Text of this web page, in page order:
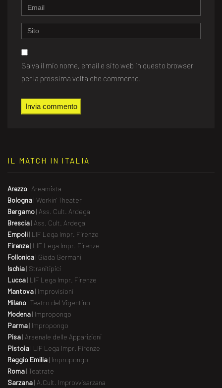
Email
Website
Salva il mio nome, email e sito web in questo browser
per la prossima volta che commento.
IL MATCH IN ITALIA
Arezzo| Areamista
Bologna| Workin' Theater
Bergamo| Ass. Cult. Ardega
Brescia| Ass. Cult. Ardega
Empoli| LIF Lega Impr. Firenze
Firenze| LIF Lega Impr. Firenze
Follonica| Giada Germani
Ischia| Stranitipici
Lucca| LIF Lega Impr. Firenze
Mantova| Improvisioni
Milano| Teatro del Vigentino
Modena| Impropongo
Parma| Impropongo
Pisa| Arsenale delle Apparizioni
Pistoia| LIF Lega Impr. Firenze
Reggio Emilia| Impropongo
Roma| Teatrate
Sarzana| A.Cult. Improvvisarzana